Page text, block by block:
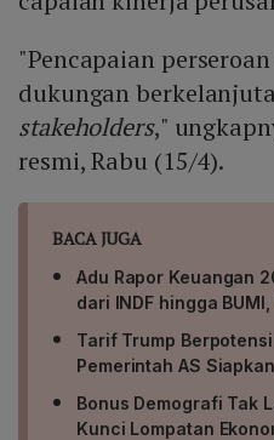
"Pencapaian
dukungan
stakeholders,"
resmi, Rabu (15/4).
BACA JUGA
Adu Rapor Keuangan
dari INDF hingga
Tarif Trump
Pemerintah AS
Bonus Demografi Tak
Kunci Lompatan